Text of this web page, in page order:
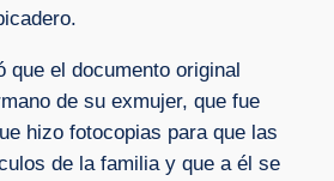
que el documento original
de su exmujer, que fue
hizo fotocopias para que las
de la familia y que a él se